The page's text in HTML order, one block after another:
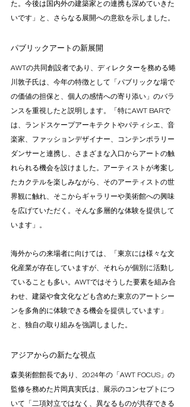
た。今後は国内外の建築家との連携も深めていきた
いです」と、さらなる展開への意欲を示しました。
パブリックアートの新展開
AWTの共同創設者であり、ディレクターを務める蜷
川敦子氏は、今年の特徴として「パブリックな場で
の価値の担保と、個人の感情への寄り添い」のバラ
ンスを重視したと説明します。「特にAWT BARで
は、ランドスケープアーキテクトやパティシエ、音
楽家、ファッションデザイナー、コンテンポラリー
ダンサーと連携し、さまざまな入口からアートの触
れられる機会を設けました。アーティストが考案し
たカクテルを楽しみながら、そのアーティストの世
界観に触れ、そこからギャラリーや美術館への興味
を広げていただく。そんな多層的な体験を提供して
います」。
海外からの来場者に向けては、「東京には様々な文
化産業が存在していますが、それらが個別に活動し
ていることも多い。AWTではそうした要素を組み合
わせ、建築や食文化なども含めた東京のアートシー
ンを多角的に体験できる機会を提供しています」
と、独自の取り組みを強調しました。
アジアからの新たな視点
森美術館館長であり、2024年の「AWT FOCUS」の
監修を務めた片岡真実氏は、展示のコンセプトにつ
いて「二項対立ではなく、異なるものが共存できる